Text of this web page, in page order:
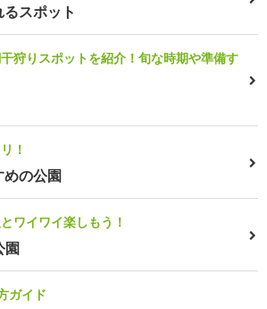
スポット
狩りスポットを紹介！旬な時期や準備す
！
めの公園
ワイワイ楽しもう！
園
ガイド